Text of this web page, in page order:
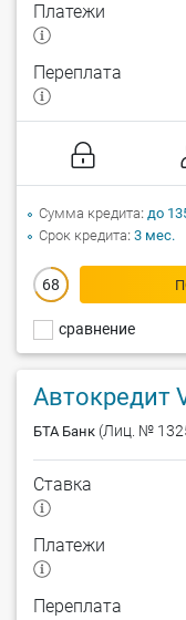
сравнение
Платежи
Переплата
68
Сумма кредита до
Срок кредита 3 мес.
Автокредит
БТА Банк (Лиц. №
Ставка
Платежи
Переплата